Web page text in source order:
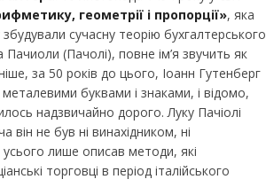
геометрії і пропорції», яка
сучасну теорію бухгалтерського
(Пачолі), повне ім’я звучить як
за 50 років до цього, Іоанн Гутенберг
буквами і знаками, і відомо,
надзвичайно дорого. Луку Пачіолі
він не був ні винахідником, ні
лише описав методи, які
торговці в період італійського